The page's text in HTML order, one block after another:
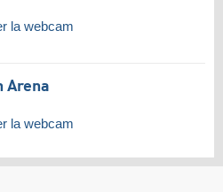
la webcam
Arena
la webcam